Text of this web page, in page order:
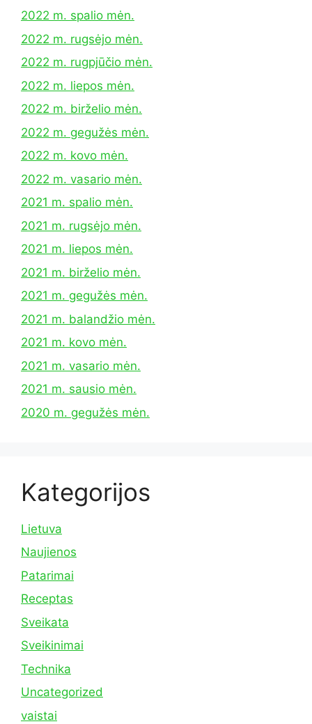
2022 m. spalio mėn.
2022 m. rugsėjo mėn.
2022 m. rugpjūčio mėn.
2022 m. liepos mėn.
2022 m. birželio mėn.
2022 m. gegužės mėn.
2022 m. kovo mėn.
2022 m. vasario mėn.
2021 m. spalio mėn.
2021 m. rugsėjo mėn.
2021 m. liepos mėn.
2021 m. birželio mėn.
2021 m. gegužės mėn.
2021 m. balandžio mėn.
2021 m. kovo mėn.
2021 m. vasario mėn.
2021 m. sausio mėn.
2020 m. gegužės mėn.
Kategorijos
Lietuva
Naujienos
Patarimai
Receptas
Sveikata
Sveikinimai
Technika
Uncategorized
vaistai